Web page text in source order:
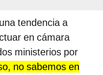
tendencia a
en cámara
ministerios por
no sabemos en